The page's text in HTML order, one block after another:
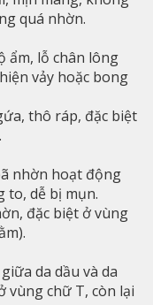
quá nhờn.
ẩm, lỗ chân lông
vảy hoặc bong
thô ráp, đặc biệt
nhờn hoạt động
to, dễ bị mụn.
đặc biệt ở vùng
da dầu và da
vùng chữ T, còn lại